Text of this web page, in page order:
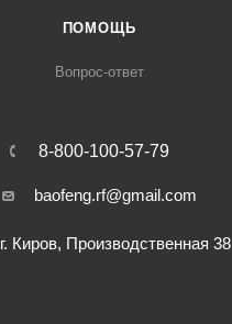
ПОМОЩЬ
Вопрос-ответ
8-800-100-57-79
baofeng.rf@gmail.com
г. Киров, Производственная 38